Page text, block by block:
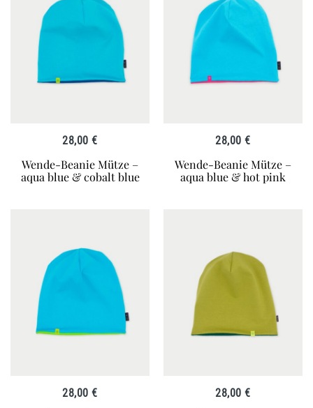
28,00€
Wende-Beanie Mütze –
aqua blue & cobalt blue
28,00€
Wende-Beanie Mütze –
aqua blue & hot pink
28,00€ 28,00€